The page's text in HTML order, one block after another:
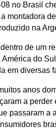
no Brasil
montadora
na
de um
do
em diversas
anos
a
passaram a